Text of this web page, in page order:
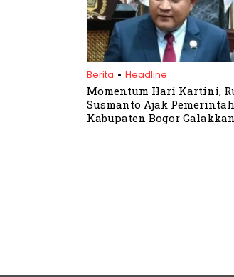
Berita . Headline
Momentum Hari Kartini,
Susmanto Ajak Pemerintah
Kabupaten Bogor Galakkan